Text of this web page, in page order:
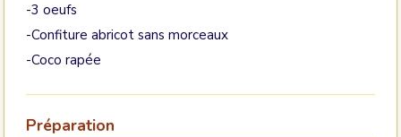
-3 oeufs
-Confiture abricot sans morceaux
-Coco rapée
Préparation